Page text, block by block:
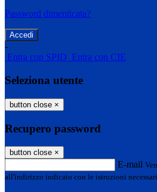
Password dimenticata?
-
Entra con SPID Entra con CIE
Seleziona utente
button close ×
Recupero password
button close ×
E-mail
all'indirizzo indicato con le istruzioni